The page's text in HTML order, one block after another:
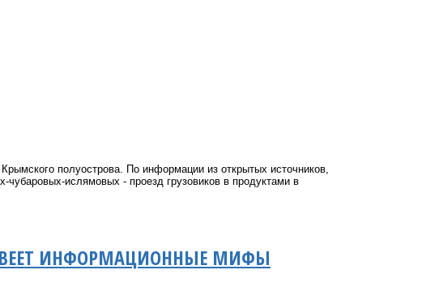
полуострова. По информации из открытых источников,
ислямовых - проезд грузовиков в продуктами в
ИНФОРМАЦИОННЫЕ МИФЫ